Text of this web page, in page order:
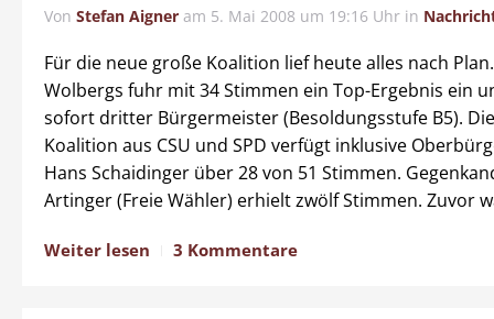
Von Stefan Aigner am 5. Mai 2008 um 19:16 Uhr in
Für die neue große Koalition lief heute alles nach
Wolbergs fuhr mit 34 Stimmen ein Top-Ergebnis ein
sofort dritter Bürgermeister (Besoldungsstufe B5).
Koalition aus CSU und SPD verfügt inklusive
Hans Schaidinger über 28 von 51 Stimmen.
Artinger (Freie Wähler) erhielt zwölf Stimmen. Zuvor
Weiter lesen 3 Kommentare